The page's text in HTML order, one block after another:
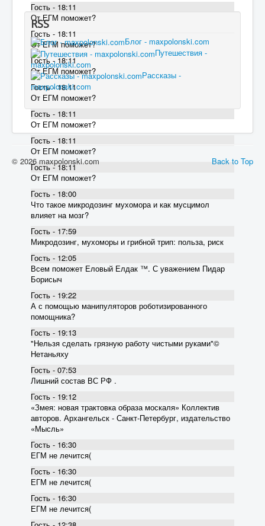
Гость - 18:11
От ЕГМ поможет?
Гость - 18:11
От ЕГМ поможет?
Гость - 18:11
От ЕГМ поможет?
Гость - 18:11
От ЕГМ поможет?
Гость - 18:11
От ЕГМ поможет?
Гость - 18:11
От ЕГМ поможет?
Гость - 18:11
От ЕГМ поможет?
Гость - 18:00
Что такое микродозинг мухомора и как мусцимол
влияет на мозг?
Гость - 17:59
Микродозинг, мухоморы и грибной трип: польза, риск
Гость - 12:05
Всем поможет Еловый Елдак ™. С уважением Пидар
Борисыч
Гость - 19:22
А с помощью манипуляторов роботизированного
помощника?
Гость - 19:13
"Нельзя сделать грязную работу чистыми руками"©
Нетаньяху
Гость - 07:53
Лишний состав ВС РФ .
Гость - 19:12
«Змея: новая трактовка образа москаля» Коллектив
авторов. Архангельск - Санкт-Петербург, издательство
«Мысль»
Гость - 16:30
ЕГМ не лечится(
Гость - 16:30
ЕГМ не лечится(
Гость - 16:30
ЕГМ не лечится(
RSS
Блог - maxpolonski.com
Путешествия -
maxpolonski.com
Рассказы -
maxpolonski.com
Back to Top
© 2026 maxpolonski.com